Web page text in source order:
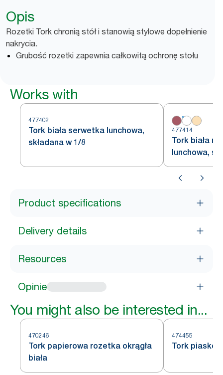
Opis
Rozetki Tork chronią stół i stanowią stylowe dopełnienie
nakrycia.
Grubość rozetki zapewnia całkowitą ochronę stołu
Works with
477402
Tork biała serwetka lunchowa,
składana w 1/8
477414
Tork biała
lunchowa,
Product specifications
Delivery details
Resources
Opinie
You might also be interested in...
470246
Tork papierowa rozetka okrągła
biała
474455
Tork